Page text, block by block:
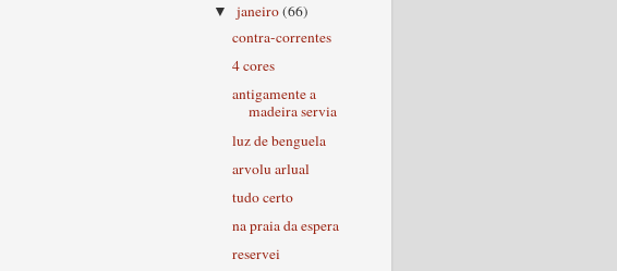
▼janeiro(66)
contra-correntes
4 cores
antigamente a
madeira servia
luz de benguela
arvolu arlual
tudo certo
na praia da espera
reservei